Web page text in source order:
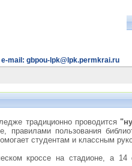
e-mail: gbpou-lpk@lpk.permkrai.ru
традиционно проводится
пользования
студентам и классным
кроссе на стадионе, а